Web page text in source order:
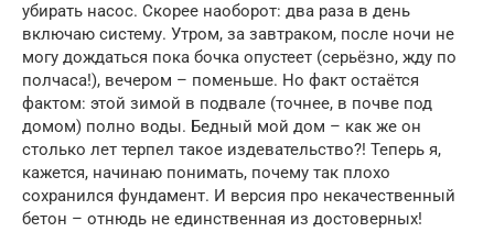
убирать насос. Скорее наоборот: два раза в день
включаю систему. Утром, за завтраком, после ночи не
могу дождаться пока бочка опустеет (серьёзно, жду по
полчаса!), вечером – поменьше. Но факт остаётся
фактом: этой зимой в подвале (точнее, в почве под
домом) полно воды. Бедный мой дом – как же он
столько лет терпел такое издевательство?! Теперь я,
кажется, начинаю понимать, почему так плохо
сохранился фундамент. И версия про некачественный
бетон – отнюдь не единственная из достоверных!